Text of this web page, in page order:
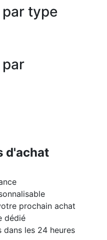
type
d'achat
prochain achat
dédié
dans les 24 heures